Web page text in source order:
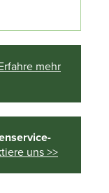
mehr
uns >>